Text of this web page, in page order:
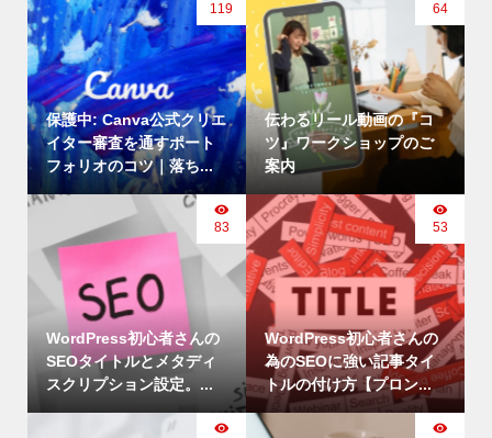
保護中: Canva公式クリエ
イター審査を通すポート
フォリオのコツ｜落ち...
119
伝わるリール動画の『コ
ツ』ワークショップのご
案内
64
WordPress初心者さんの
SEOタイトルとメタディ
スクリプション設定。...
83
WordPress初心者さんの
為のSEOに強い記事タイ
トルの付け方【プロン...
53